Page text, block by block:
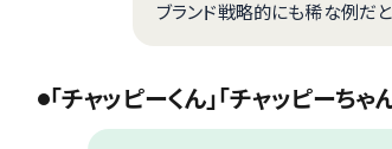
ブランド戦略的にも稀な例だと
「チャッピーくん」「チャッピーち